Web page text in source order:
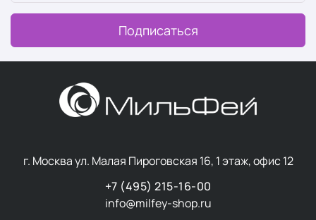
Подписаться
г. Москва ул. Малая Пироговская 16, 1 этаж, офис 12
+7 (495) 215-16-00
info@milfey-shop.ru